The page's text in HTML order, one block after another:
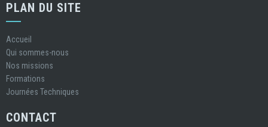
PLAN DU SITE
Accueil
Qui sommes-nous
Nos missions
Formations
Journées Techniques
CONTACT